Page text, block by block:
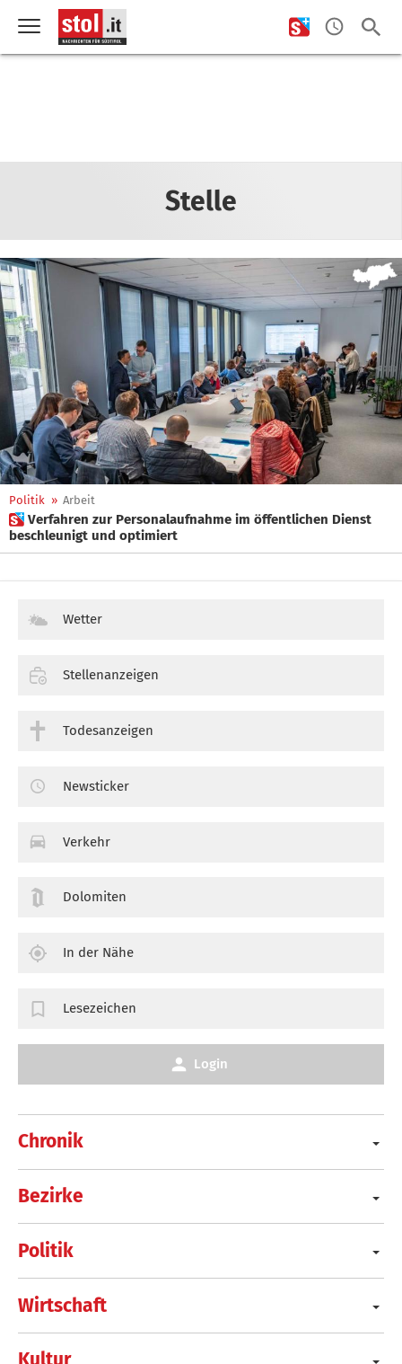
Stelle
Politik » Arbeit
 Verfahren zur Personalaufnahme im öffentlichen Dienst
beschleunigt und optimiert
Chronik
Bezirke
Politik
Wirtschaft
Wetter
Stellenanzeigen
Todesanzeigen
Newsticker
Verkehr
Dolomiten
In der Nähe
Lesezeichen
Login